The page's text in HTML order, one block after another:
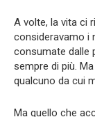
A volte, la vita ci
consideravamo i
consumate dalle
sempre di più.
qualcuno da cui
Ma quello che